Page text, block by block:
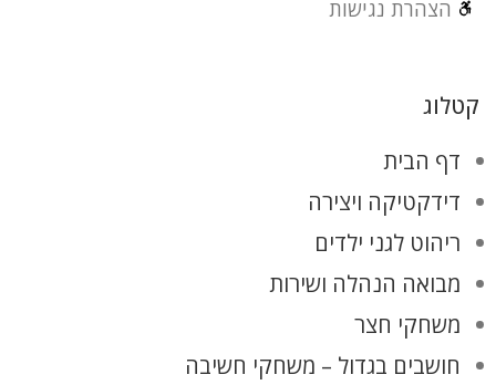
הצהרת נגישות
קטלוג
דף הבית
דידקטיקה ויצירה
ריהוט לגני ילדים
מבואה הנהלה ושירות
משחקי חצר
חושבים בגדול – משחקי חשיבה